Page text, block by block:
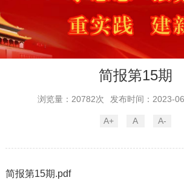
简报第15期
浏览量：20782次 发布时间：2023-
A+ A A-
简报第15期.pdf